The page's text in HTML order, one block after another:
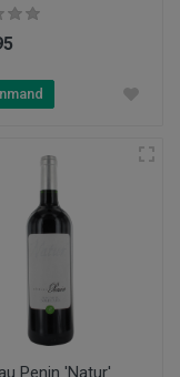
Penin 'Natur'